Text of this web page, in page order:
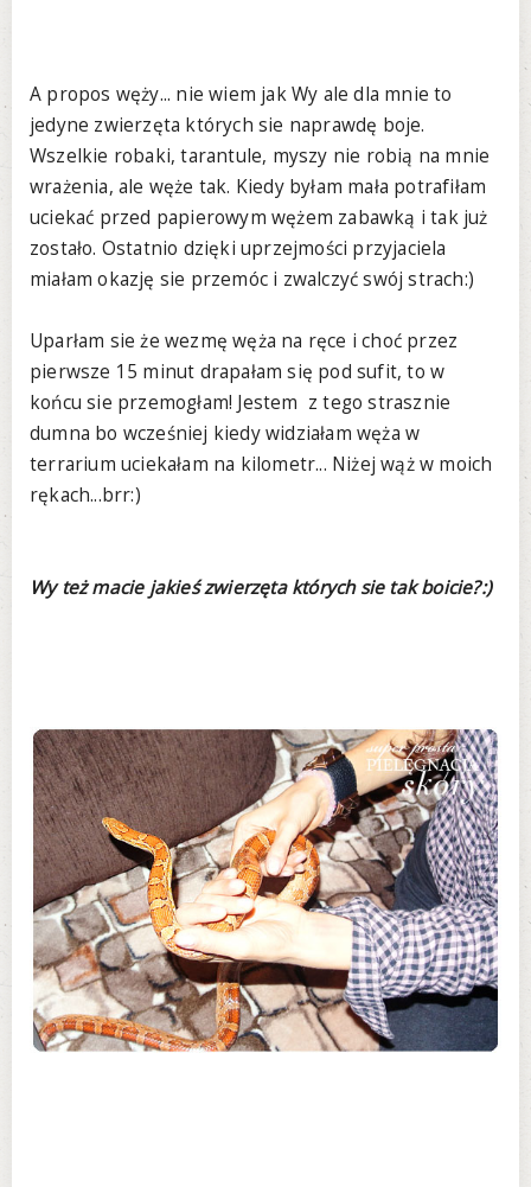
A propos węży... nie wiem jak Wy ale dla mnie to
jedyne zwierzęta których sie naprawdę boje.
Wszelkie robaki, tarantule, myszy nie robią na mnie
wrażenia, ale węże tak. Kiedy byłam mała potrafiłam
uciekać przed papierowym wężem zabawką i tak już
zostało. Ostatnio dzięki uprzejmości przyjaciela
miałam okazję sie przemóc i zwalczyć swój strach:)
Uparłam sie że wezmę węża na ręce i choć przez
pierwsze 15 minut drapałam się pod sufit, to w
końcu sie przemogłam! Jestem z tego strasznie
dumna bo wcześniej kiedy widziałam węża w
terrarium uciekałam na kilometr... Niżej wąż w moich
rękach...brr:)
Wy też macie jakieś zwierzęta których sie tak boicie?:)